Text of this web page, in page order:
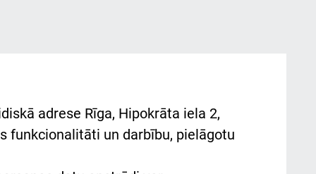
adrese Rīga, Hipokrāta iela 2,
funkcionalitāti un darbību, pielāgotu